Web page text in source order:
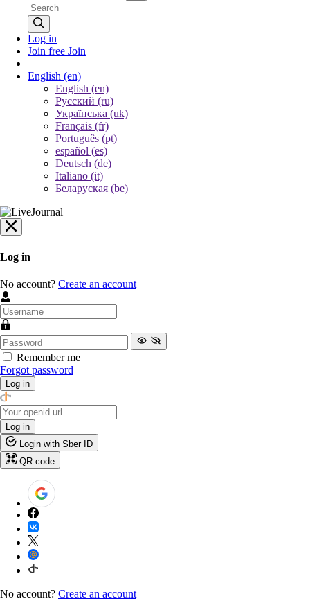
Log in
Join free Join
English (en)
English (en)
Русский (ru)
Українська (uk)
Français (fr)
Português (pt)
español (es)
Deutsch (de)
Italiano (it)
Беларуская (be)
Log in
No account? Create an account
Remember me
Forgot password
Log in
Log in
Login with Sber ID
QR code
No account? Create an account